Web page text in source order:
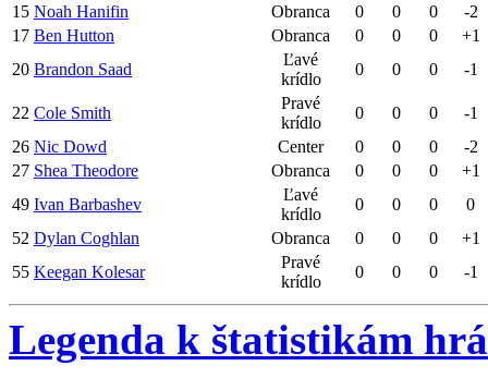
15 Noah Hanifin Obranca 0 0 0
-2
17 Ben Hutton Obranca 0 0 0
+1
20 Brandon Saad
Ľavé
krídlo
0 0 0 -1
22 Cole Smith
Pravé
krídlo
0 0 0
-1
26 Nic Dowd Center 0 0 0
-2
27 Shea Theodore Obranca 0 0 0
+1
49 Ivan Barbashev
Ľavé
krídlo
0 0 0
0
52 Dylan Coghlan Obranca 0 0 0
+1
55 Keegan Kolesar
Pravé
krídlo
0 0 0 -1
Legenda k štatistikám